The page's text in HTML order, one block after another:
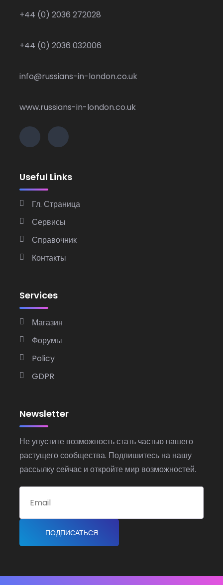
+44 (0) 2036 272028
+44 (0) 2036 032006
info@russians-in-london.co.uk
www.russians-in-london.co.uk
Useful Links
Гл. Страница
Сервисы
Справочник
Контакты
Services
Магазин
Форумы
Policy
GDPR
Newsletter
Не упустите возможность стать частью нашего
растущего сообщества. Подпишитесь на нашу
рассылку сейчас и откройте мир возможностей.
ПОДПИСАТЬСЯ